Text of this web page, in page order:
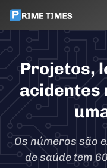
Projetos,
acidentes
Os números são
de saúde tem